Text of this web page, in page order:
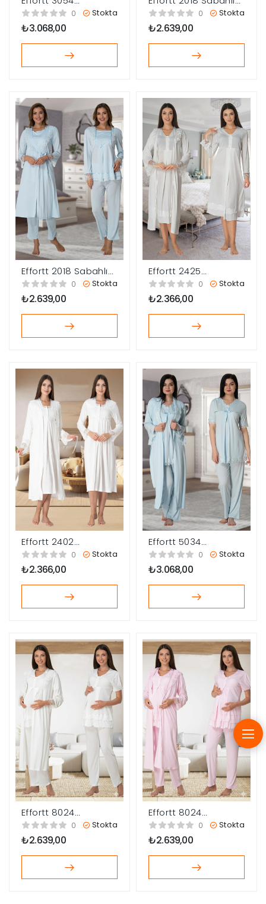
Sabahlıklı Lohusa
Pijama Takımı
0 Stokta
₺3.068,00
Lohusa Pijama Takımı
0 Stokta
₺2.639,00
Effortt 2018 Sabahlıklı
Lohusa Pijama Takımı
0 Stokta
₺2.639,00
Effortt 2425
Sabahlıklı Lohusa
Gecelik
0 Stokta
₺2.366,00
Effortt 2402
Sabahlıklı Lohusa
Gecelik Takımı
0 Stokta
₺2.366,00
Effortt 5034
Sabahlıklı Lohusa
Pijama Takımı
0 Stokta
₺3.068,00
Effortt 8024
Sabahlıklı Lohusa
Pijama
0 Stokta
₺2.639,00
Effortt 8024
Sabahlıklı Lohusa
Pijama
0 Stokta
₺2.639,00